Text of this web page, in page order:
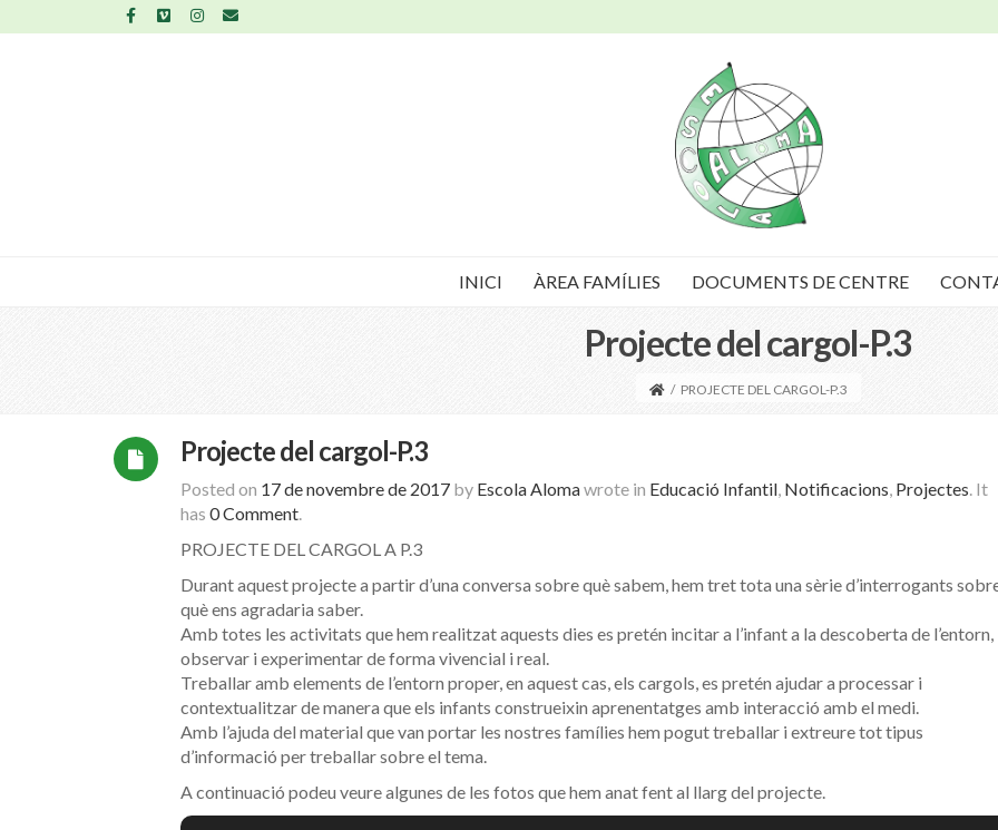
INICI ÀREA FAMÍLIES DOCUMENTS DE CENTRE
Projecte del cargol-P.3
/ PROJECTE DEL CARGOL-P.3
Projecte del cargol-P.3
Posted on 17 de novembre de 2017 by Escola Alomawrote in Educació Infantil, Notificacions, Projectes. It
has 0 Comment.
PROJECTE DEL CARGOL A P.3
Durant aquest projecte a partir d’una conversa sobre què sabem, hem tret tota una sèrie d’interrogants
què ens agradaria saber.
Amb totes les activitats que hem realitzat aquests dies es pretén incitar a l’infant a la descoberta de l’entorn,
observar i experimentar de forma vivencial i real.
Treballar amb elements de l’entorn proper, en aquest cas, els cargols, es pretén ajudar a processar i
contextualitzar de manera que els infants construeixin aprenentatges amb interacció amb el medi.
Amb l’ajuda del material que van portar les nostres famílies hem pogut treballar i extreure tot tipus
d’informació per treballar sobre el tema.
A continuació podeu veure algunes de les fotos que hem anat fent al llarg del projecte.